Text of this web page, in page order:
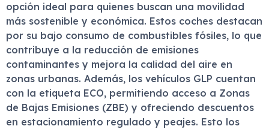
opción ideal para quienes buscan una movilidad
más sostenible y económica. Estos coches destacan
por su bajo consumo de combustibles fósiles, lo que
contribuye a la reducción de emisiones
contaminantes y mejora la calidad del aire en
zonas urbanas. Además, los vehículos GLP cuentan
con la etiqueta ECO, permitiendo acceso a Zonas
de Bajas Emisiones (ZBE) y ofreciendo descuentos
en estacionamiento regulado y peajes. Esto los